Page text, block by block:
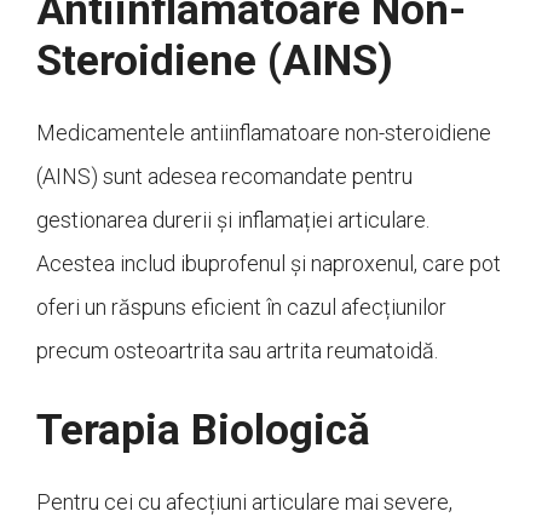
Antiinflamatoare Non-
Steroidiene (AINS)
Medicamentele antiinflamatoare non-steroidiene
(AINS) sunt adesea recomandate pentru
gestionarea durerii și inflamației articulare.
Acestea includ ibuprofenul și naproxenul, care pot
oferi un răspuns eficient în cazul afecțiunilor
precum osteoartrita sau artrita reumatoidă.
Terapia Biologică
Pentru cei cu afecțiuni articulare mai severe,